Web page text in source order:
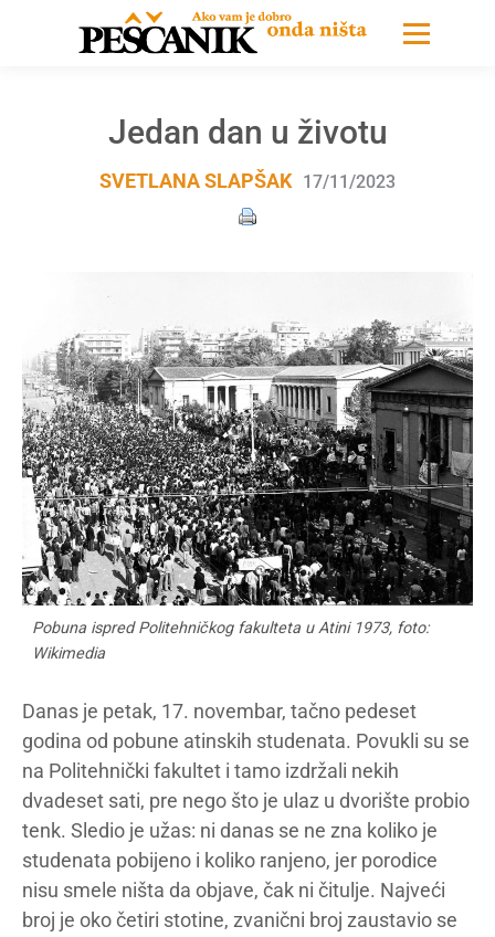
Jedan dan u životu
SVETLANA SLAPŠAK 17/11/2023
Pobuna ispred Politehničkog fakulteta u Atini 1973, foto:
Wikimedia
Danas je petak, 17. novembar, tačno pedeset
godina od pobune atinskih studenata. Povukli su se
na Politehnički fakultet i tamo izdržali nekih
dvadeset sati, pre nego što je ulaz u dvorište probio
tenk. Sledio je užas: ni danas se ne zna koliko je
studenata pobijeno i koliko ranjeno, jer porodice
nisu smele ništa da objave, čak ni čitulje. Najveći
broj je oko četiri stotine, zvanični broj zaustavio se